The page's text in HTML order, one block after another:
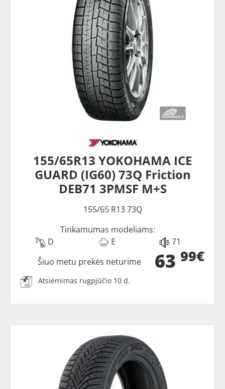
155/65R13 YOKOHAMA ICE
GUARD (IG60) 73Q Friction
DEB71 3PMSF M+S
155/65 R13 73Q
Tinkamumas modeliams:
D
E 71
63 99€
Šiuo metu prekės neturime
Atsiėmimas rugpjūčio 10 d.